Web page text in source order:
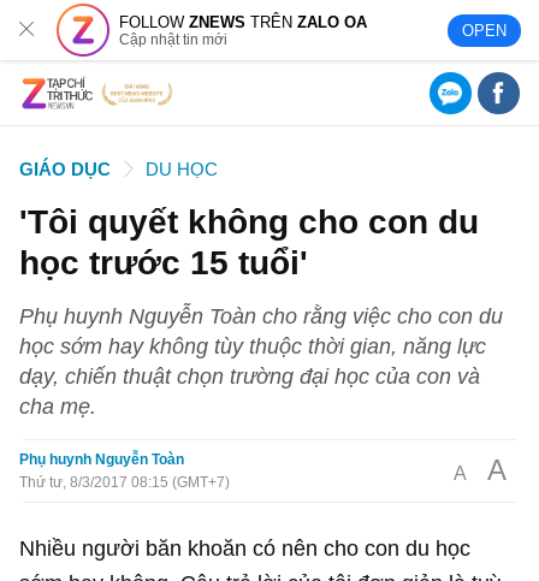
FOLLOWZNEWS TRÊNZALO OA
Cập nhật tin mới OPEN
GIÁO DỤC DU HỌC
'Tôi quyết không cho con du
học trước 15 tuổi'
Phụ huynh Nguyễn Toàn cho rằng việc cho con du
học sớm hay không tùy thuộc thời gian, năng lực
dạy, chiến thuật chọn trường đại học của con và
cha mẹ.
Phụ huynh Nguyễn Toàn
Thứ tư, 8/3/2017 08:15 (GMT+7)
A A
Nhiều người băn khoăn có nên cho con du học